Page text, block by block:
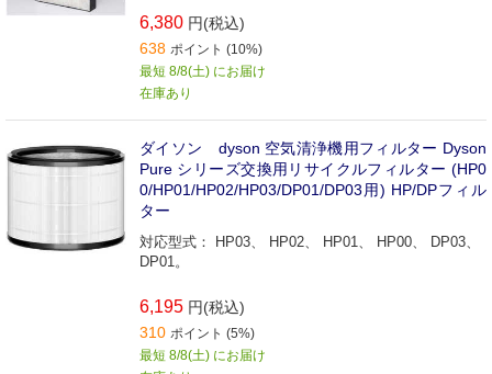
6,380 円(税込)
638 ポイント (10%)
最短 8/8(土) にお届け
在庫あり
ダイソン dyson 空気清浄機用フィルター Dyson
Pure シリーズ交換用リサイクルフィルター (HP0
0/HP01/HP02/HP03/DP01/DP03用) HP/DPフィル
ター
対応型式： HP03、 HP02、 HP01、 HP00、 DP03、
DP01。
6,195 円(税込)
310 ポイント (5%)
最短 8/8(土) にお届け